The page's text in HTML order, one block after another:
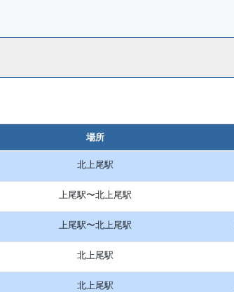
場所
北上尾駅
上尾駅〜北上尾駅
上尾駅〜北上尾駅
北上尾駅
北上尾駅